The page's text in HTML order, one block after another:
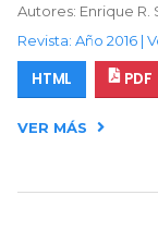
Autores: Enrique R.
Revista: Año 2016 |
HTML PDF
VER MÁS